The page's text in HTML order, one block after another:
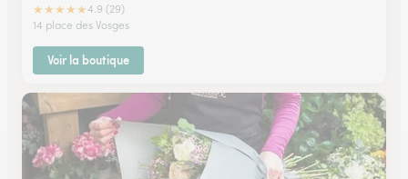
★★★★★4.9 (29)
14 place des Vosges
Voir la boutique